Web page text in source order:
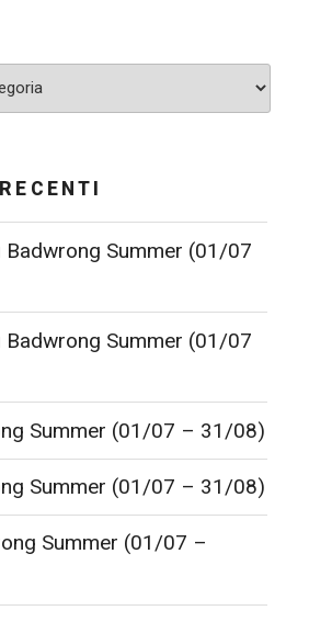
Badwrong Summer (01/07
Badwrong Summer (01/07
Summer (01/07 – 31/08)
Summer (01/07 – 31/08)
Summer (01/07 –